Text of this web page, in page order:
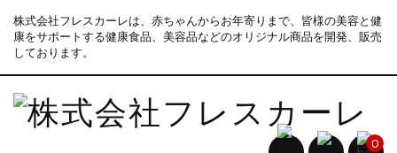
株式会社フレスカーレは、赤ちゃんからお年寄りまで、皆様の美容と健
康をサポートする健康食品、美容品などのオリジナル商品を開発、販売
しております。
0